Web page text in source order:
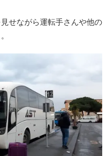
せながら運転手さんや他の